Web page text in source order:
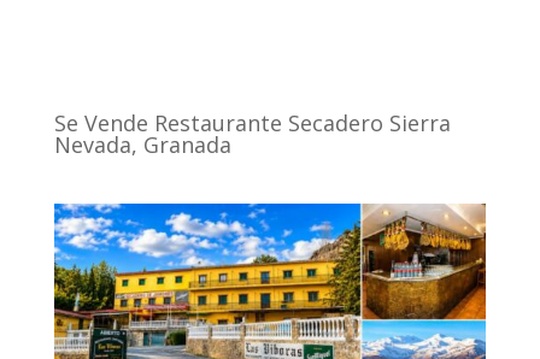
Se Vende Restaurante Secadero Sierra
Nevada, Granada